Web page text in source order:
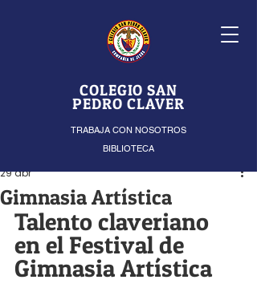
COLEGIO SAN
PEDRO CLAVER
TRABAJA CON NOSOTROS
BIBLIOTECA
Gimnasia Artística
29 abr
Talento claveriano
en el Festival de
Gimnasia Artística